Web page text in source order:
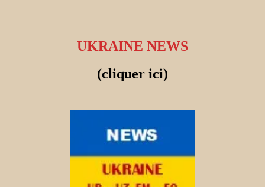
UKRAINE NEWS
(cliquer ici)